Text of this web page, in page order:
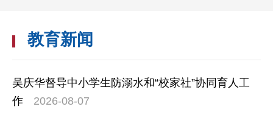
教育新闻
吴庆华督导中小学生防溺水和“校家社”协同育人工
作
2026-08-07